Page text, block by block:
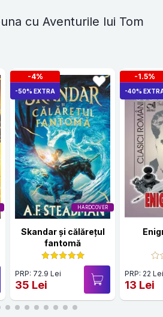
cu Aventurile lui Tom
HARDCOVER
-4%
-50% EXTRA
Skandar și călărețul
fantomă
PRP: 72.9 Lei
35 Lei
-1.5%
-40%
PRP: 22
13 Lei